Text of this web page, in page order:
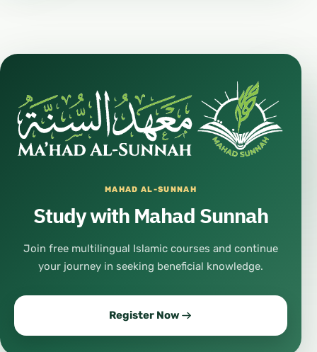
MAHAD AL-SUNNAH
Study with Mahad Sunnah
Join free multilingual Islamic courses and continue
your journey in seeking beneficial knowledge.
Register Now